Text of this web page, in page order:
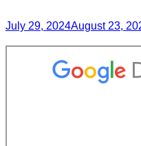
July 29, 2024August 23,